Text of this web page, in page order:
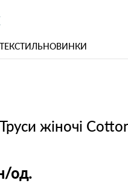
НОВИНКИ
жіночі
/од.